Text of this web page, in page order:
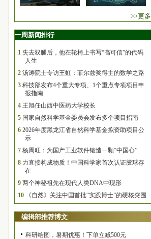
>>更多
一周新闻排行
1 失去双腿后，他在轮椅上书写“高可信”的代码
人生
2 汤涛院士专访王虹：菲尔兹奖得主的数学之路
3 科技部发布4个重大专项、1个重点专项项目申
报指南
4 王旭任山西中医药大学校长
5 国家自然科学基金委员会发布多个项目指南
6 2026年度黑龙江省自然科学基金拟资助项目公
示
7 杨周旺：为国产工业软件锻造一颗“中国心”
8 力直接构成物质！中国科学家首次认证胶球存
在
9 两个神秘祖先在现代人类DNA中现形
10
《自然》关注中国首批“实践博士”的硬核突围
编辑部推荐博文
科研绘图，暑期优惠！下单立减500元